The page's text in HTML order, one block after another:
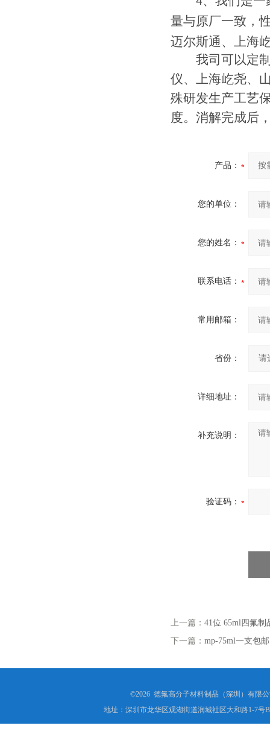
量与原厂一致，
迈尔斯通、上海
我司可以定制
仪、上海屹尧、
殊研发生产工艺保
度。消解完成后
产品：
您的单位：
您的姓名：
联系电话：
常用邮箱：
省份：
详细地址：
补充说明：
验证码：
上一篇： 41位 65ml四氟制
下一篇： mp-75ml一支包
©2026 德氟高分子材料制品（深圳）有限
地址：深圳市龙华区观湖街道润城社区大和路1-7号